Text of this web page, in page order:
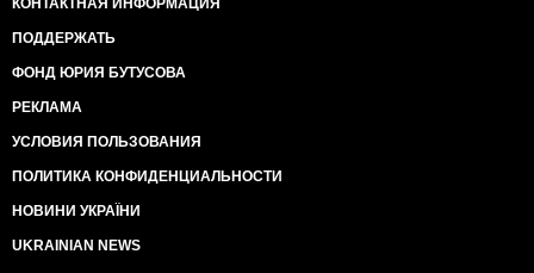
КОНТАКТНАЯ ИНФОРМАЦИЯ
ПОДДЕРЖАТЬ
ФОНД ЮРИЯ БУТУСОВА
РЕКЛАМА
УСЛОВИЯ ПОЛЬЗОВАНИЯ
ПОЛИТИКА КОНФИДЕНЦИАЛЬНОСТИ
НОВИНИ УКРАЇНИ
UKRAINIAN NEWS